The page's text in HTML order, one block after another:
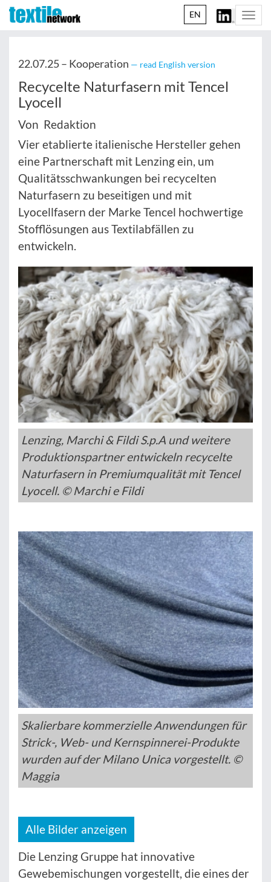
EN
22.07.25 – Kooperation — read English version
Recycelte Naturfasern mit Tencel
Lyocell
Von Redaktion
Vier etablierte italienische Hersteller gehen
eine Partnerschaft mit Lenzing ein, um
Qualitätsschwankungen bei recycelten
Naturfasern zu beseitigen und mit
Lyocellfasern der Marke Tencel hochwertige
Stofflösungen aus Textilabfällen zu
entwickeln.
Lenzing, Marchi & Fildi S.p.A und weitere
Produktionspartner entwickeln recycelte
Naturfasern in Premiumqualität mit Tencel
Lyocell. © Marchi e Fildi
Skalierbare kommerzielle Anwendungen für
Strick-, Web- und Kernspinnerei-Produkte
wurden auf der Milano Unica vorgestellt. ©
Maggia
Alle Bilder anzeigen
Die Lenzing Gruppe hat innovative
Gewebemischungen vorgestellt, die eines der